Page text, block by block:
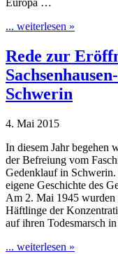
Europa …
... weiterlesen »
Rede zur
Schwerin
4. Mai 2015
In diesem Jahr begehen
der Befreiung vom
Gedenklauf in Schwerin.
eigene Geschichte des
Am 2. Mai 1945 wurden
Häftlinge der
auf ihren Todesmarsch
... weiterlesen »